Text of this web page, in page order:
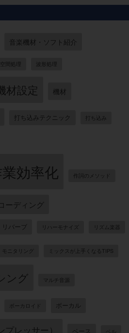
音楽機材・ソフト紹介
空間処理 波形処理
材設定 機材
打ち込みテクニック 打ち込み
効率化 作詞のメソッド
ーディング
リバーブ リハーモナイズ リズム楽器
モニタリング ミックスが上手くなるTIPS
ング マルチ音源
ボーカロイド ボーカル
レッサー） ベース ベル